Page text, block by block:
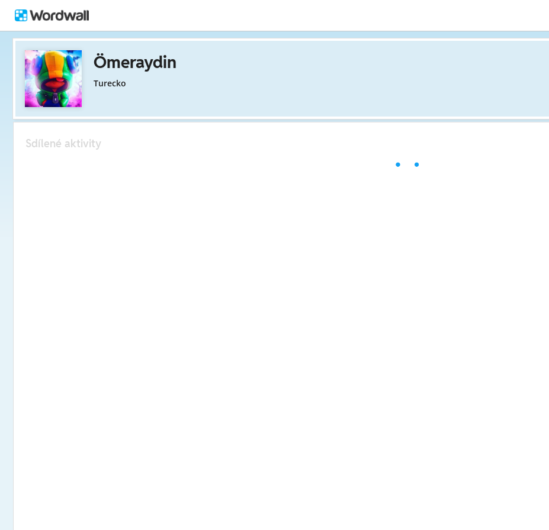
Ömeraydin
Turecko
Sdílené aktivity